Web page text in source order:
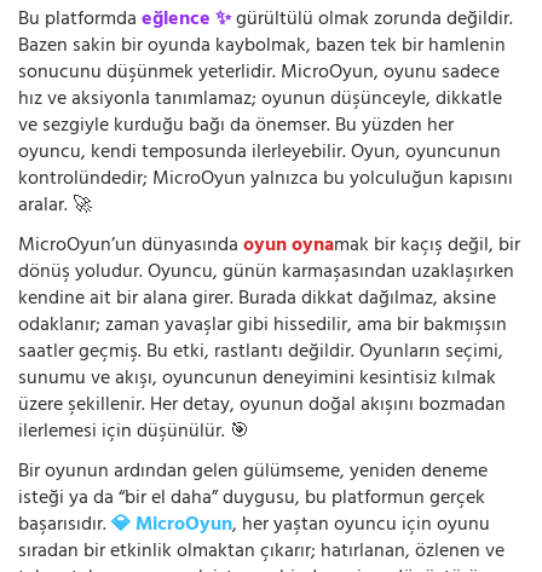
Bu platformdaeğlence ✨gürültülü olmak zorunda değildir.
Bazen sakin bir oyunda kaybolmak, bazen tek bir hamlenin
sonucunu düşünmek yeterlidir. MicroOyun, oyunu sadece
hız ve aksiyonla tanımlamaz; oyunun düşünceyle, dikkatle
ve sezgiyle kurduğu bağı da önemser. Bu yüzden her
oyuncu, kendi temposunda ilerleyebilir. Oyun, oyuncunun
kontrolündedir; MicroOyun yalnızca bu yolculuğun kapısını
aralar. 🚀
MicroOyun’un dünyasındaoyun oynamak bir kaçış değil, bir
dönüş yoludur. Oyuncu, günün karmaşasından uzaklaşırken
kendine ait bir alana girer. Burada dikkat dağılmaz, aksine
odaklanır; zaman yavaşlar gibi hissedilir, ama bir bakmışsın
saatler geçmiş. Bu etki, rastlantı değildir. Oyunların seçimi,
sunumu ve akışı, oyuncunun deneyimini kesintisiz kılmak
üzere şekillenir. Her detay, oyunun doğal akışını bozmadan
ilerlemesi için düşünülür. 🎯
Bir oyunun ardından gelen gülümseme, yeniden deneme
isteği ya da “bir el daha” duygusu, bu platformun gerçek
başarısıdır.💎 MicroOyun, her yaştan oyuncu için oyunu
sıradan bir etkinlik olmaktan çıkarır; hatırlanan, özlenen ve